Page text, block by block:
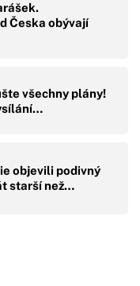
Česka obývají
všechny plány!
objevili podivný
starší než…